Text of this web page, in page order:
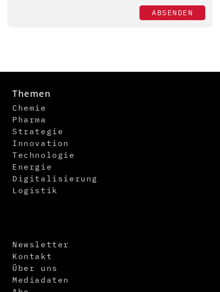
ABSENDEN
Themen
Chemie
Pharma
Strategie
Innovation
Technologie
Energie
Digitalisierung
Logistik
Newsletter
Kontakt
Über uns
Mediadaten